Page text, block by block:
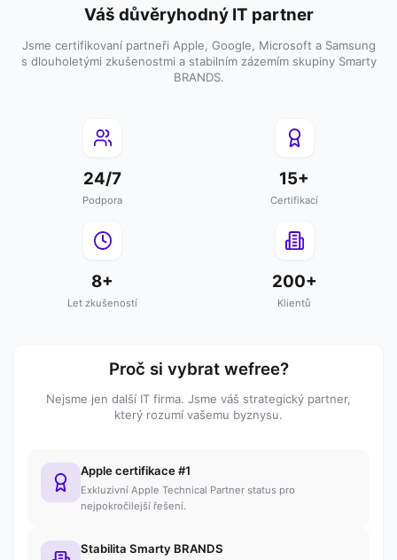
Váš důvěryhodný IT partner
Jsme certifikovaní partneři Apple, Google, Microsoft a Samsung
s dlouholetými zkušenostmi a stabilním zázemím skupiny Smarty
BRANDS.
24/7
Podpora
15+
Certifikací
8+
Let zkušeností
200+
Klientů
Proč si vybrat wefree?
Nejsme jen další IT firma. Jsme váš strategický partner,
který rozumí vašemu byznysu.
Apple certifikace #1
Exkluzivní Apple Technical Partner status pro
nejpokročilejší řešení.
Stabilita Smarty BRANDS